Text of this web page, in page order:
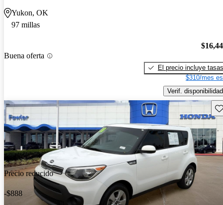
Yukon, OK
97 millas
Buena oferta
El precio incluye tasas
$310/mes
Verif. disponibilidad
Precio reducido
-$888